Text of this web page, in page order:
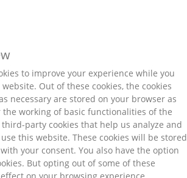
to improve your experience while you
Out of these cookies, the cookies
necessary are stored on your browser as
working of basic functionalities of the
party cookies that help us analyze and
this website. These cookies will be stored
your consent. You also have the option
But opting out of some of these
on your browsing experience.